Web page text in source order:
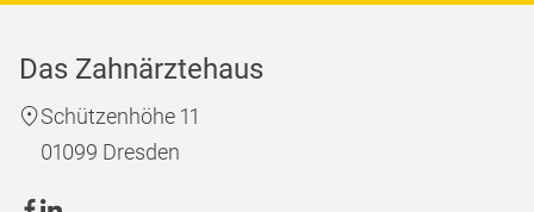
Das Zahnärztehaus
Schützenhöhe 11
01099 Dresden